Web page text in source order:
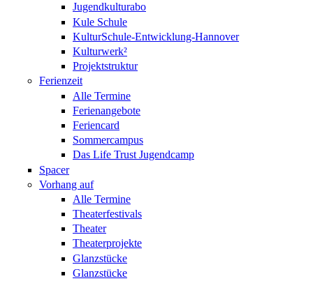
Jugendkulturabo
Kule Schule
KulturSchule-Entwicklung-Hannover
Kulturwerk²
Projektstruktur
Ferienzeit
Alle Termine
Ferienangebote
Feriencard
Sommercampus
Das Life Trust Jugendcamp
Spacer
Vorhang auf
Alle Termine
Theaterfestivals
Theater
Theaterprojekte
Glanzstücke
Glanzstücke